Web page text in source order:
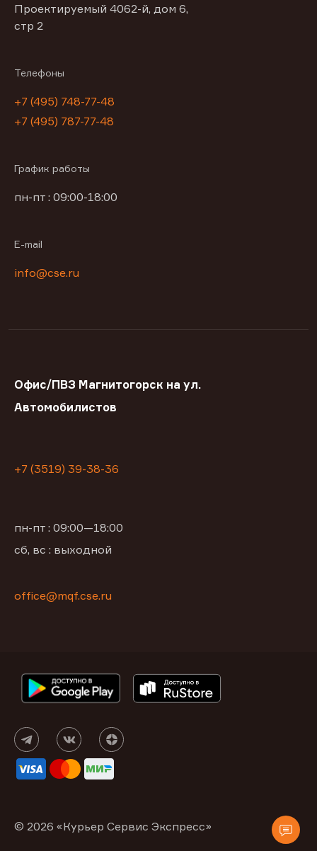
Проектируемый 4062-й, дом 6,
стр 2
Телефоны
+7 (495) 748-77-48
+7 (495) 787-77-48
График работы
пн-пт : 09:00-18:00
E-mail
info@cse.ru
Офис/ПВЗ Магнитогорск на ул.
Автомобилистов
+7 (3519) 39-38-36
пн-пт : 09:00—18:00
сб, вс : выходной
office@mqf.cse.ru
© 2026 «Курьер Сервис Экспресс»